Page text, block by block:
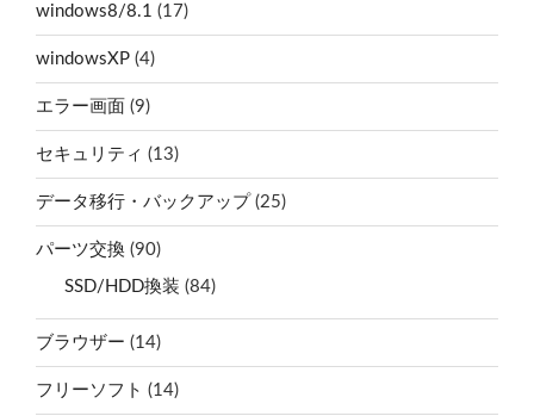
windows8/8.1 (17)
windowsXP (4)
エラー画面 (9)
セキュリティ (13)
データ移行・バックアップ(25)
パーツ交換 (90)
SSD/HDD換装 (84)
ブラウザー (14)
フリーソフト (14)